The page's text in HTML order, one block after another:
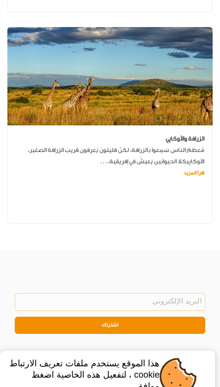
الزرافة والأوكاپي
مُعظَمُ الناس سَمِعوا بالزرافة، لكنْ قليلونَ يَعرِفونَ قريبَ الزرافة الصغير،
الأوكاپيكِلا الحيوانَين يَعيشُ في إفريقية، ...
اقرأ المزيد
اشتراك
هذا الموقع يستخدم ملفات تعريف الارتباط
cookie ، لتفعيل هذه الخاصية اضغط